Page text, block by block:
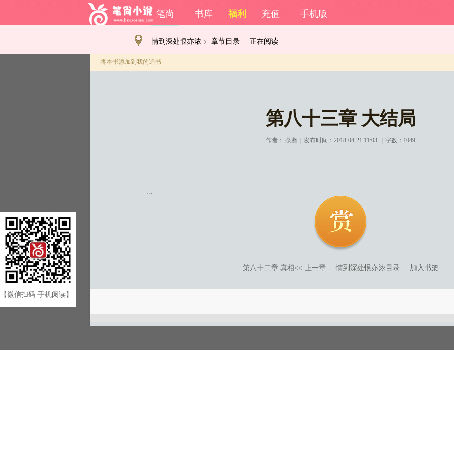
笔尚 书库 福利 充值 手机版
情到深处恨亦浓 章节目录 正在阅读
将本书添加到我的追书
第八十三章 大结局
作者： 荼蘼 发布时间：2018-04-21 11:03 字数：1049
...
第八十二章 真相 << 上一章 情到深处恨亦浓目录 加入书架
【微信扫码 手机阅读】